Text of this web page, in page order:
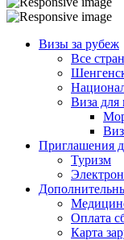
Визы за рубеж
Все
Виза для
Приглашения
Туризм
Оплата
Карта